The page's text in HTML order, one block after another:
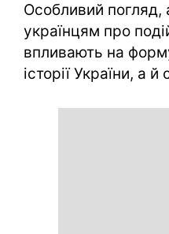
Особливий погляд,
українцям про
впливають на
історії України, а й